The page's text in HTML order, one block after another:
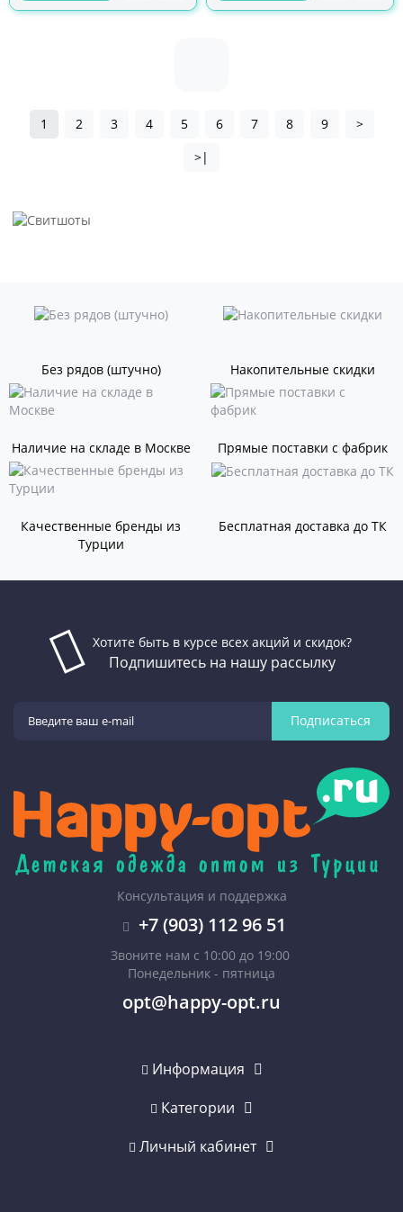
1 2 3 4 5 6 7 8 9
>
>|
Без рядов (штучно) Накопительные скидки
Наличие на складе в Москве Прямые поставки с фабрик
Качественные бренды из
Турции
Бесплатная доставка до ТК
Хотите быть в курсе всех акций и скидок?
Подпишитесь на нашу рассылку
Подписаться
Консультация и поддержка
+7 (903) 112 96 51
Звоните нам с 10:00 до 19:00
Понедельник - пятница
opt@happy-opt.ru
Информация
Категории
Личный кабинет